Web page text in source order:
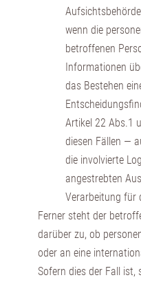
Aufsichtsbehörde
wenn die
betroffenen
Informationen
das Bestehen
Artikel 22 Abs.1
diesen Fällen —
die involvierte
angestrebten
Verarbeitung für
Ferner steht der
darüber zu, ob
oder an eine
Sofern dies der Fall